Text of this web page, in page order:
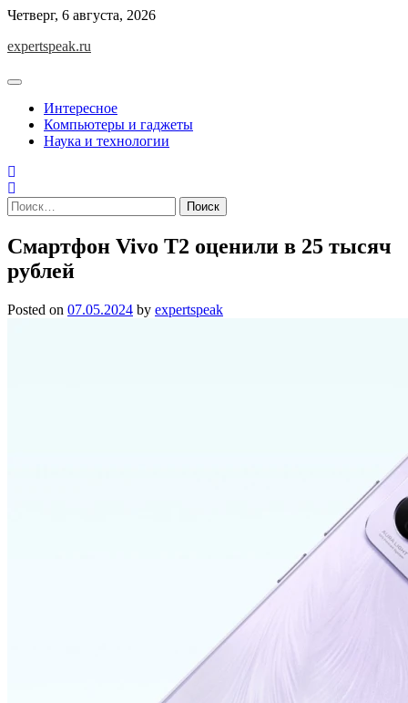
Skip
content
Четверг, 6 августа, 2026
expertspeak.ru
Интересное
Компьютеры и гаджеты
Наука и технологии
Найти:
Смартфон Vivo T2 оценили в 25 тысяч
рублей
Posted on 07.05.2024 by expertspeak